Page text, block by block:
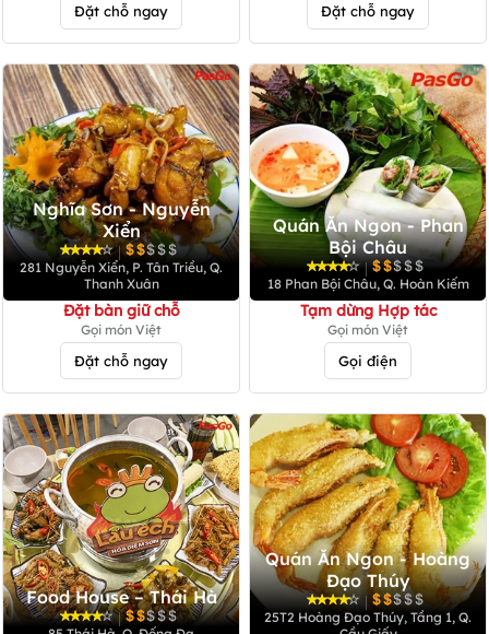
Đặt chỗ ngay Đặt chỗ ngay
Nghĩa Sơn - Nguyễn
Xiển
|
281 Nguyễn Xiển, P. Tân Triều, Q.
Thanh Xuân
Đặt bàn giữ chỗ
Gọi món Việt
Đặt chỗ ngay
Quán Ăn Ngon - Phan
Bội Châu
|
18 Phan Bội Châu, Q. Hoàn Kiếm
Tạm dừng Hợp tác
Gọi món Việt
Gọi điện
Food House – Thái Hà
|
Quán Ăn Ngon - Hoàng
Đạo Thúy
|
25T2 Hoàng Đạo Thúy, Tầng 1, Q.